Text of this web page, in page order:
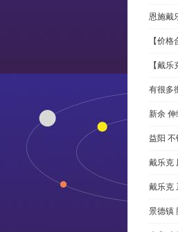
恩施戴
【价
【戴
有很多
新余 伸
益阳 不
戴乐克
戴乐克
景德镇